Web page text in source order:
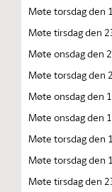
Møte torsdag den
Møte tirsdag den
Møte onsdag den
Møte torsdag den
Møte onsdag den
Møte onsdag den
Møte torsdag den
Møte torsdag den
Møte tirsdag den